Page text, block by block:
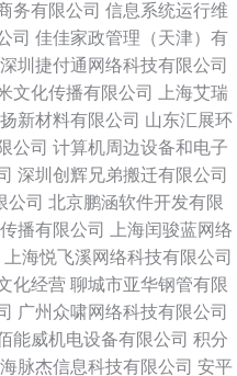
务有限公司 信息系统运行维
司 佳佳家政管理（天津）有
深圳捷付通网络科技有限公司
文化传播有限公司
上海艾瑞
新材料有限公司 山东汇展环
公司 计算机周边设备和电子
深圳创辉兄弟搬迁有限公司
公司 北京鹏涵软件开发有限
播有限公司
上海闰骏蓝网络
上海悦飞溪网络科技有限公司
化经营 聊城市亚华钢管有限
广州众啸网络科技有限公司
能威机电设备有限公司 积分
海脉杰信息科技有限公司 安平